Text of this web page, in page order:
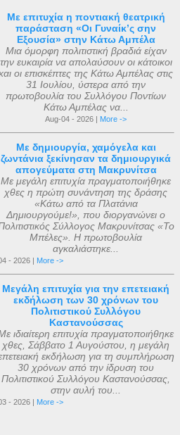
Με επιτυχία η ποντιακή θεατρική
παράσταση «Οι Γυναίκ’ς σην
Εξουσία» στην Κάτω Αμπέλα
Μια όμορφη πολιτιστική βραδιά είχαν
την ευκαιρία να απολαύσουν οι κάτοικοι
οι επισκέπτες της Κάτω Αμπέλας στις
31 Ιουλίου, ύστερα από την
πρωτοβουλία του Συλλόγου Ποντίων
Κάτω Αμπέλας να...
Aug-04 - 2026 | More ->
Με δημιουργία, χαμόγελα και
ζωντάνια ξεκίνησαν τα δημιουργικά
απογεύματα στη Μακρυνίτσα
Με μεγάλη επιτυχία πραγματοποιήθηκε
χθες η πρώτη συνάντηση της δράσης
«Κάτω από τα Πλατάνια
Δημιουργούμε!», που διοργανώνει ο
Σύλλογος Μακρυνίτσας «Το
Μπέλες». Η πρωτοβουλία
αγκαλιάστηκε...
- 2026 | More ->
Μεγάλη επιτυχία για την επετειακή
εκδήλωση των 30 χρόνων του
Πολιτιστικού Συλλόγου
Καστανούσσας
ιδιαίτερη επιτυχία πραγματοποιήθηκε
χθες, Σάββατο 1 Αυγούστου, η μεγάλη
εκδήλωση για τη συμπλήρωση
30 χρόνων από την ίδρυση του
Πολιτιστικού Συλλόγου Καστανούσσας,
στην αυλή του...
- 2026 | More ->